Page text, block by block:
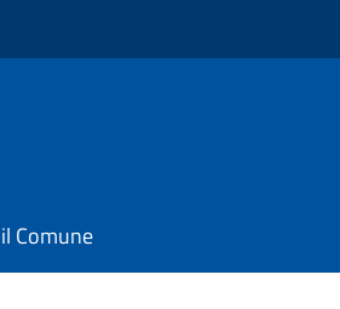
Comune